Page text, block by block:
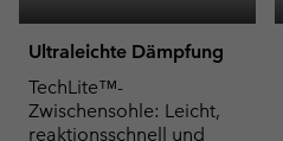
Ultraleichte Dämpfung
TechLite™-
Zwischensohle: Leicht,
reaktionsschnell und